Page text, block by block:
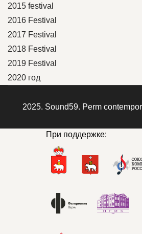
2015 festival
2016 Festival
2017 Festival
2018 Festival
2019 Festival
2020 год
2025. Sound59. Perm
При поддержке: